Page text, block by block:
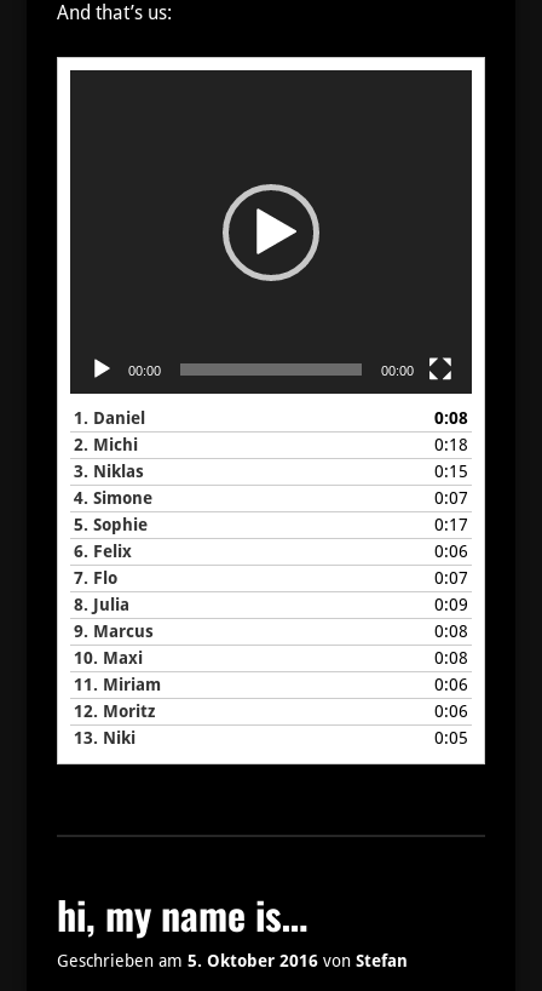
And that’s us:
00:00 00:00
1. Daniel
0:08
2. Michi
0:18
3. Niklas
0:15
4. Simone
0:07
5. Sophie
0:17
6. Felix
0:06
7. Flo
0:07
8. Julia
0:09
9. Marcus
0:08
10. Maxi
0:08
11. Miriam
0:06
12. Moritz
0:06
13. Niki 0:05
hi, my name is…
Geschrieben am 5. Oktober 2016von Stefan